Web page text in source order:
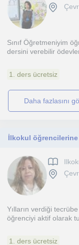
Sınıf Öğretmeniyim
dersini verebilir
1. ders ücretsiz
daha fazlasını
Yılların verdiği tecrübe
öğrenciyi aktif olarak
1. ders ücretsiz